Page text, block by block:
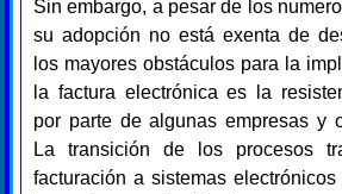
Sin embargo, a pesar de los
su adopción no está exenta de
los mayores obstáculos para la
la factura electrónica es la
por parte de algunas empresas y
La transición de los procesos
facturación a sistemas